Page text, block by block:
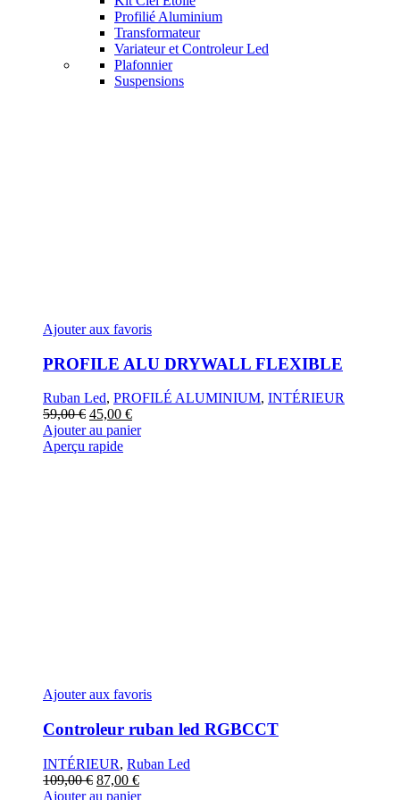
Profilié Aluminium
Transformateur
Variateur et Controleur Led
Plafonnier
Suspensions
Ajouter aux favoris
PROFILE ALU DRYWALL FLEXIBLE
Ruban Led, PROFILÉ ALUMINIUM, INTÉRIEUR
59,00€ Le
prix
initial
45,00 €Le
prix
Ajouter au panier
Aperçu rapide
Ajouter aux favoris
Controleur ruban led RGBCCT
INTÉRIEUR, Ruban Led
109,00€ Le
prix
87,00 €Le
prix
Ajouter au panier